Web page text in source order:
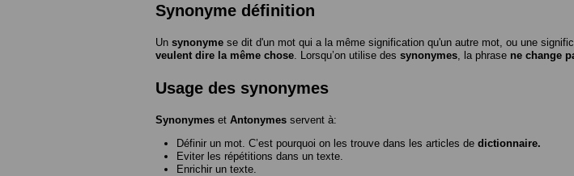
Synonyme définition
Un synonyme se dit d'un mot qui a la même signification qu'un autre mot, ou une
veulent dire la même chose . Lorsqu’on utilise des synonymes , la phrase ne change
Usage des synonymes
Synonymes et Antonymes servent à:
Définir un mot. C’est pourquoi on les trouve dans les articles de dictionnaire.
Eviter les répétitions dans un texte.
Enrichir un texte.